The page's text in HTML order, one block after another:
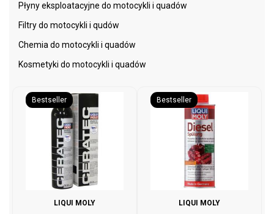
Płyny eksploatacyjne do motocykli i quadów
Filtry do motocykli i qudów
Chemia do motocykli i quadów
Kosmetyki do motocykli i quadów
Bestseller
LIQUI MOLY
Bestseller
LIQUI MOLY